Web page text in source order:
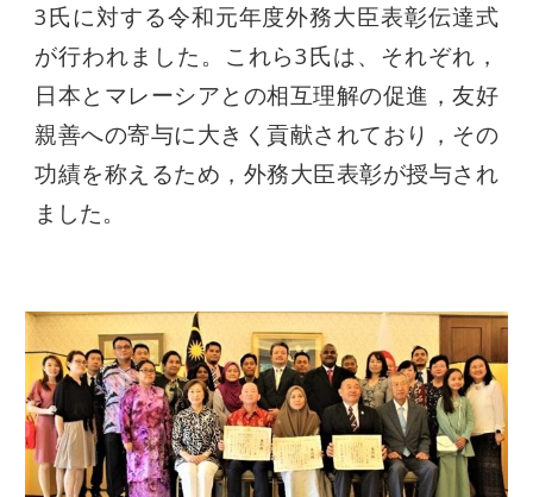
3氏に対する令和元年度外務大臣表彰伝達式
が行われました。これら3氏は、それぞれ，
日本とマレーシアとの相互理解の促進，友好
親善への寄与に大きく貢献されており，その
功績を称えるため，外務大臣表彰が授与され
ました。